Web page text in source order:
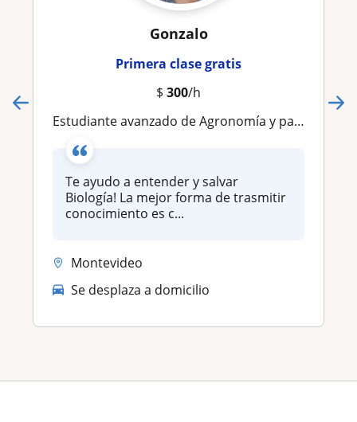
Gonzalo
Primera clase gratis
$ 300/h
Estudiante avanzado de Agronomía y paisajismo. Te enseño biología de una forma fácil y con ejemplos prácticos ! ‍
Te ayudo a entender y salvar
Biología! La mejor forma de trasmitir
conocimiento es c...
Montevideo
Se desplaza a domicilio